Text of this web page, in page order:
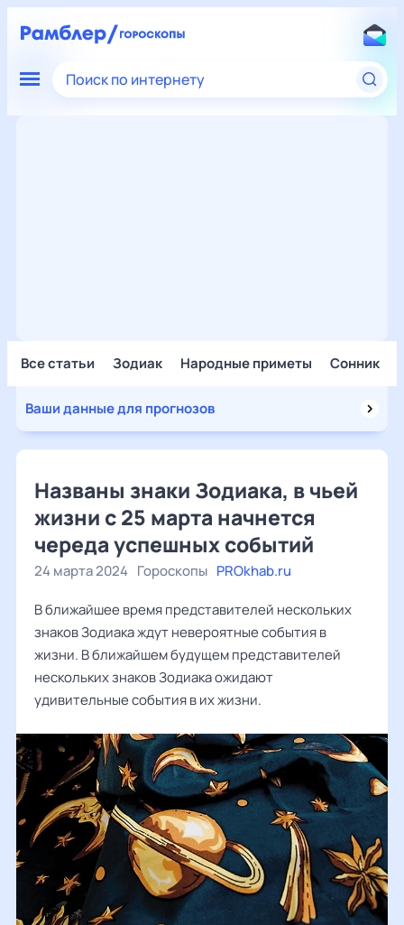
Поиск по интернету
Все статьи Зодиак Народные приметы Сонник
Ваши данные для прогнозов
Названы знаки Зодиака, в чьей
жизни с 25 марта начнется
череда успешных событий
24 марта 2024 Гороскопы PROkhab.ru
В ближайшее время представителей нескольких
знаков Зодиака ждут невероятные события в
жизни. В ближайшем будущем представителей
нескольких знаков Зодиака ожидают
удивительные события в их жизни.